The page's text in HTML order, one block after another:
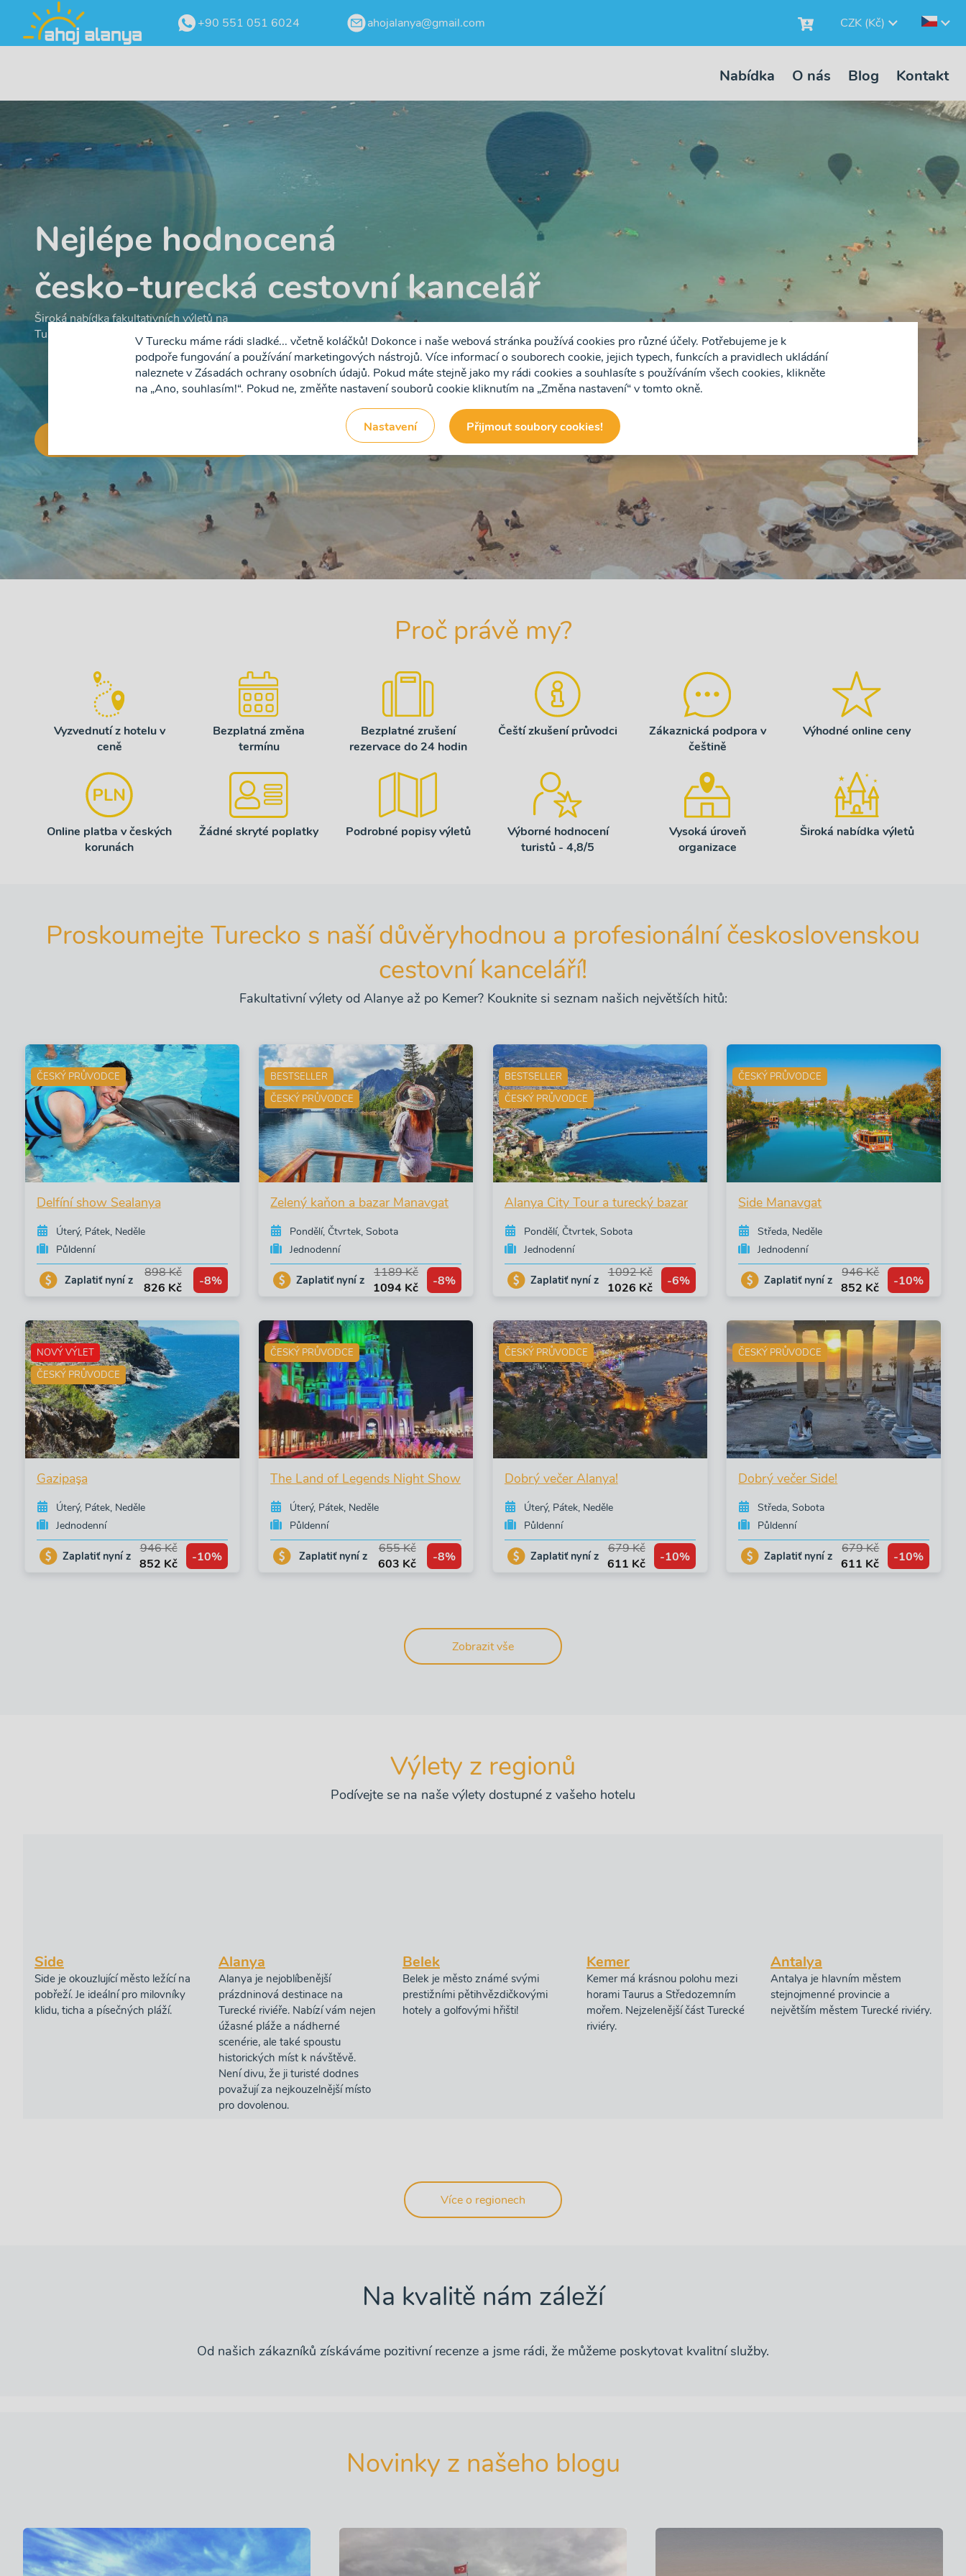
+90 551 051 6024 ahojalanya@gmail.com CZK (Kč)
Nabídka O nás Blog Kontakt
Nejlépe hodnocená
česko-turecká cestovní kancelář
Široká nabídka fakultativních výletů na
Turecké riviéře s českými průvodci
Proč právě my?
Vyzvednutí z hotelu v
ceně
Bezplatná změna
termínu
Bezplatné zrušení
rezervace do 24 hodin
Čeští zkušení průvodci
Zákaznická podpora v
češtině
Výhodné online ceny
Online platba v českých
korunách
Žádné skryté poplatky Podrobné popisy výletů
Výborné hodnocení
turistů - 4,8/5
Vysoká úroveň
organizace
Široká nabídka výletů
Proskoumejte Turecko s naší důvěryhodnou a profesionální československou
cestovní kanceláří!
Fakultativní výlety od Alanye až po Kemer? Kouknite si seznam našich největších hitů:
ČESKÝ PRŮVODCE
Delfíní show Sealanya
Úterý, Pátek, Neděle
Půldenní
Zaplatiť nyní z
898 Kč
826 Kč
-8%
BESTSELLER
ČESKÝ PRŮVODCE
Zelený kaňon a bazar Manavgat
Pondělí, Čtvrtek, Sobota
Jednodenní
Zaplatiť nyní z
1189 Kč
1094 Kč
-8%
BESTSELLER
ČESKÝ PRŮVODCE
Alanya City Tour a turecký bazar
Pondělí, Čtvrtek, Sobota
Jednodenní
Zaplatiť nyní z
1092 Kč
1026 Kč
-6%
ČESKÝ PRŮVODCE
Side Manavgat
Středa, Neděle
Jednodenní
Zaplatiť nyní z
946 Kč
852 Kč
-10%
NOVÝ VÝLET
ČESKÝ PRŮVODCE
Gazipaşa
Úterý, Pátek, Neděle
Jednodenní
Zaplatiť nyní z
946 Kč
852 Kč
-10%
ČESKÝ PRŮVODCE
The Land of Legends Night Show
Úterý, Pátek, Neděle
Půldenní
Zaplatiť nyní z
655 Kč
603 Kč
-8%
ČESKÝ PRŮVODCE
Dobrý večer Alanya!
Úterý, Pátek, Neděle
Půldenní
Zaplatiť nyní z
679 Kč
611 Kč
-10%
ČESKÝ PRŮVODCE
Dobrý večer Side!
Středa, Sobota
Půldenní
Zaplatiť nyní z
679 Kč
611 Kč
-10%
Zobrazit vše
Výlety z regionů
Podívejte se na naše výlety dostupné z vašeho hotelu
Side
Side je okouzlující město ležící na
pobřeží. Je ideální pro milovníky
klidu, ticha a písečných pláží.
Alanya
Alanya je nejoblíbenější
prázdninová destinace na
Turecké riviéře. Nabízí vám nejen
úžasné pláže a nádherné
scenérie, ale také spoustu
historických míst k návštěvě.
Není divu, že ji turisté dodnes
považují za nejkouzelnější místo
pro dovolenou.
Belek
Belek je město známé svými
prestižními pětihvězdičkovými
hotely a golfovými hřišti!
Kemer
Kemer má krásnou polohu mezi
horami Taurus a Středozemním
mořem. Nejzelenější část Turecké
riviéry.
Antalya
Antalya je hlavním městem
stejnojmenné provincie a
největším městem Turecké riviéry.
Více o regionech
Na kvalitě nám záleží
Od našich zákazníků získáváme pozitivní recenze a jsme rádi, že můžeme poskytovat kvalitní služby.
Novinky z našeho blogu
V Turecku máme rádi sladké... včetně koláčků! Dokonce i naše webová stránka používá cookies pro různé účely. Potřebujeme je k
podpoře fungování a používání marketingových nástrojů. Více informací o souborech cookie, jejich typech, funkcích a pravidlech ukládání
naleznete v Zásadách ochrany osobních údajů. Pokud máte stejně jako my rádi cookies a souhlasíte s používáním všech cookies, klikněte
na „Ano, souhlasím!“. Pokud ne, změňte nastavení souborů cookie kliknutím na „Změna nastavení“ v tomto okně.
Nastavení Přijmout soubory cookies!